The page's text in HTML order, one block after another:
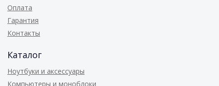
Оплата
Гарантия
Контакты
Каталог
Ноутбуки и аксессуары
Компьютеры и моноблоки